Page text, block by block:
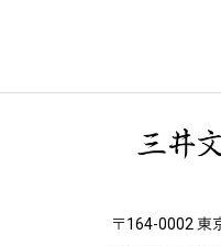
〒164-0002 東